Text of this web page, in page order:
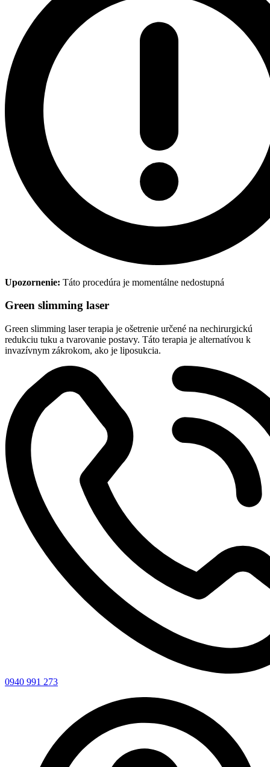
Upozornenie: Táto procedúra je momentálne nedostupná
Green slimming laser
Green slimming laser terapia je ošetrenie určené na nechirurgickú
redukciu tuku a tvarovanie postavy. Táto terapia je alternatívou k
invazívnym zákrokom, ako je liposukcia.
0940 991 273